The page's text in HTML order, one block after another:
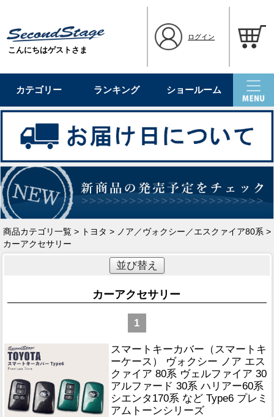
こんにちはゲストさま
ログイン
カテゴリー ランキング ショールーム
商品カテゴリ一覧 > トヨタ > ノア／ヴォクシー／エスクァイア80系 >
カーアクセサリー
並び替え
カーアクセサリー
1
スマートキーカバー（スマートキ
ーケース） ヴォクシー ノア エス
クァイア 80系 ヴェルファイア 30
アルファード 30系 ハリアー60系
シエンタ170系 など Type6 プレミ
アムトーンシリーズ